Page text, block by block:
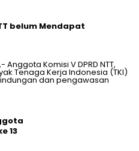
belum Mendapat
Komisi V DPRD NTT,
Tenaga Kerja Indonesia (TKI)
dan pengawasan
13